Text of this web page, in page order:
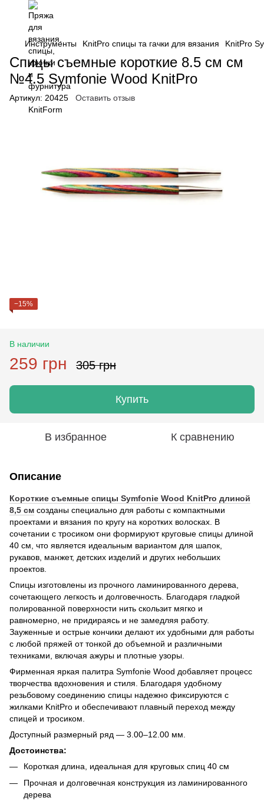
Инструменты KnitPro спицы та гачки для вязания KnitPro
Спицы съемные короткие 8.5 см см
№4.5 Symfonie Wood KnitPro
Артикул: 20425 Оставить отзыв
−15%
В наличии
259 грн 305 грн
Купить
В избранное К сравнению
Описание
Короткие съемные спицы Symfonie Wood KnitPro длиной
8,5 см созданы специально для работы с компактными
проектами и вязания по кругу на коротких волосках. В
сочетании с тросиком они формируют круговые спицы длиной
40 см, что является идеальным вариантом для шапок,
рукавов, манжет, детских изделий и других небольших
проектов.
Спицы изготовлены из прочного ламинированного дерева,
сочетающего легкость и долговечность. Благодаря гладкой
полированной поверхности нить скользит мягко и
равномерно, не придираясь и не замедляя работу.
Зауженные и острые кончики делают их удобными для работы
с любой пряжей от тонкой до объемной и различными
техниками, включая ажуры и плотные узоры.
Фирменная яркая палитра Symfonie Wood добавляет процесс
творчества вдохновения и стиля. Благодаря удобному
резьбовому соединению спицы надежно фиксируются с
жилками KnitPro и обеспечивают плавный переход между
спицей и тросиком.
Доступный размерный ряд — 3.00–12.00 мм.
Достоинства:
Короткая длина, идеальная для круговых спиц 40 см
Прочная и долговечная конструкция из ламинированного
дерева